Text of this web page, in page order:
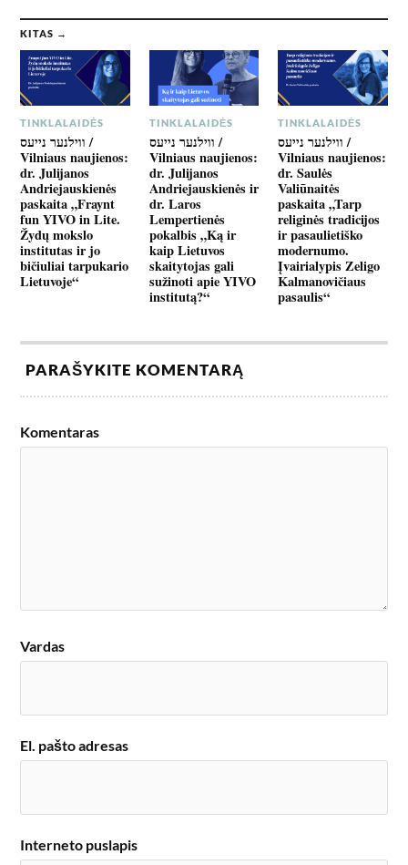
KITAS →
TINKLALAIDĖS
ווילנער נייעס /
Vilniaus naujienos:
dr. Julijanos
Andriejauskienės
paskaita „Fraynt
fun YIVO in Lite.
Žydų mokslo
institutas ir jo
bičiuliai tarpukario
Lietuvoje“
TINKLALAIDĖS
ווילנער נייעס /
Vilniaus naujienos:
dr. Julijanos
Andriejauskienės ir
dr. Laros
Lempertienės
pokalbis „Ką ir
kaip Lietuvos
skaitytojas gali
sužinoti apie YIVO
institutą?“
TINKLALAIDĖS
ווילנער נייעס /
Vilniaus naujienos:
dr. Saulės
Valiūnaitės
paskaita „Tarp
religinės tradicijos
ir pasaulietiško
modernumo.
Įvairialypis Zeligo
Kalmanovičiaus
pasaulis“
PARAŠYKITE KOMENTARĄ
Komentaras
Vardas
El. pašto adresas
Interneto puslapis